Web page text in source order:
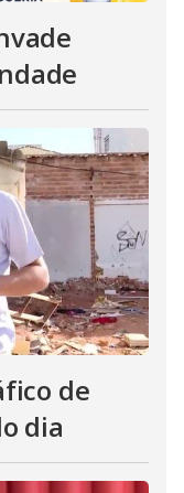
de
dia